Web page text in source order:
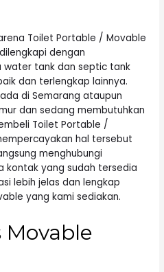
Toilet Portable / Movable
dengan
water tank dan septic tank
dan terlengkap lainnya.
di Semarang ataupun
dan sedang membutuhkan
Toilet Portable /
hal tersebut
menghubungi
kontak yang sudah tersedia
lebih jelas dan lengkap
yang kami sediakan.
Movable